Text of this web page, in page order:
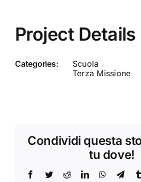
Project Details
Categories:
Scuola
Terza Missione
Condividi questa
tu dove!
Facebook
TwitterRedditLinkedInWhatsApp